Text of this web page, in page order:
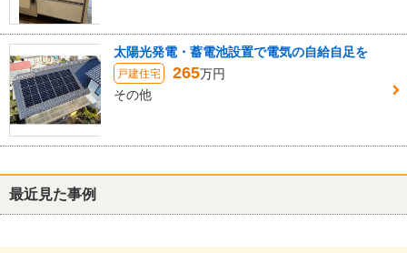
太陽光発電・蓄電池設置で電気の自給自足を
戸建住宅 265万円
その他
最近見た事例